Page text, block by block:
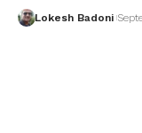
Lokesh Badoni